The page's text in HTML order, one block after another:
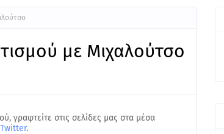
με Μιχαλούτσο
γραφτείτε στις σελίδες μας στα μέσα
Twitter.